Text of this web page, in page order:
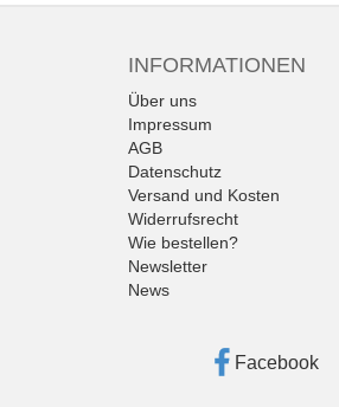
INFORMATIONEN
Über uns
Impressum
AGB
Datenschutz
Versand und Kosten
Widerrufsrecht
Wie bestellen?
Newsletter
News
Facebook